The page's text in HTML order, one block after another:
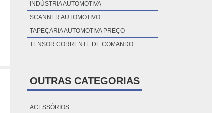
INDÚSTRIA AUTOMOTIVA
SCANNER AUTOMOTIVO
TAPEÇARIA AUTOMOTIVA PREÇO
TENSOR CORRENTE DE COMANDO
OUTRAS CATEGORIAS
ACESSÓRIOS